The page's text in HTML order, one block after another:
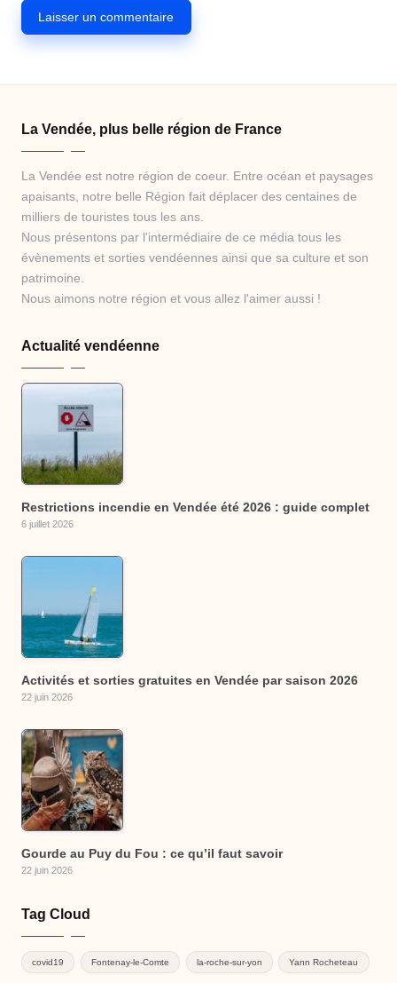
La Vendée, plus belle région de France
La Vendée est notre région de coeur. Entre océan et paysages
apaisants, notre belle Région fait déplacer des centaines de
milliers de touristes tous les ans.
Nous présentons par l'intermédiaire de ce média tous les
évènements et sorties vendéennes ainsi que sa culture et son
patrimoine.
Nous aimons notre région et vous allez l'aimer aussi !
Actualité vendéenne
Restrictions incendie en Vendée été 2026 : guide complet
6 juillet 2026
Activités et sorties gratuites en Vendée par saison 2026
22 juin 2026
Gourde au Puy du Fou : ce qu’il faut savoir
22 juin 2026
Tag Cloud
covid19 Fontenay-le-Comte la-roche-sur-yon Yann Rocheteau